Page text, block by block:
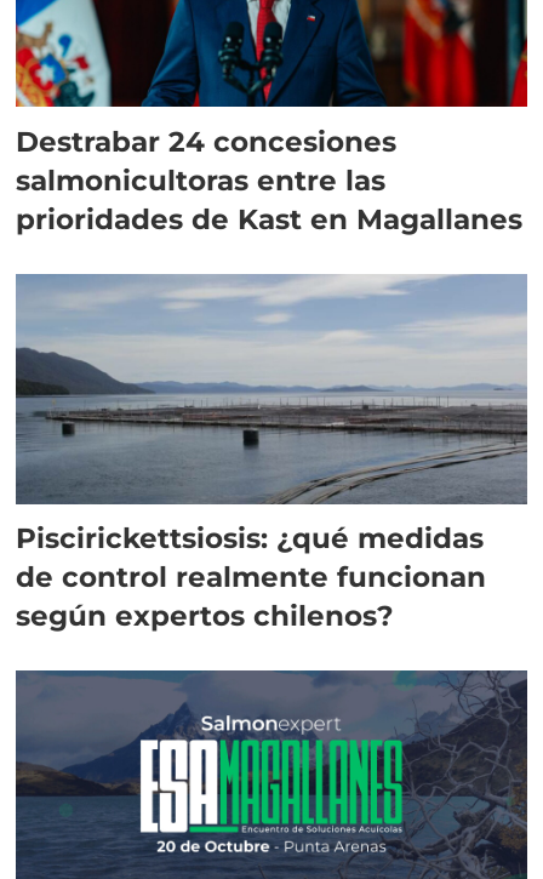
Destrabar 24 concesiones
salmonicultoras entre las
prioridades de Kast en Magallanes
Piscirickettsiosis: ¿qué medidas
de control realmente funcionan
según expertos chilenos?